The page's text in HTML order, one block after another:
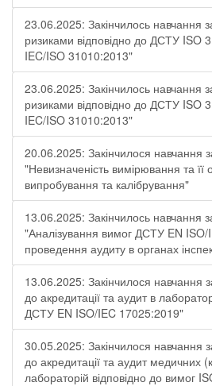
23.06.2025: Закінчилось навчання
ризиками відповідно до ДСТУ ISO
IEC/ISO 31010:2013"
23.06.2025: Закінчилось навчання
ризиками відповідно до ДСТУ ISO
IEC/ISO 31010:2013"
20.06.2025: Закінчилося навчання
"Невизначеність вимірювання та її
випробування та калібрування"
13.06.2025: Закінчилось навчання
"Аналізування вимог ДСТУ EN
проведення аудиту в органах
13.06.2025: Закінчилося навчання
до акредитації та аудит в
ДСТУ EN ISO/IEC 17025:2019"
30.05.2025: Закінчилося навчання
до акредитації та аудит медичних
лабораторій відповідно до вимог